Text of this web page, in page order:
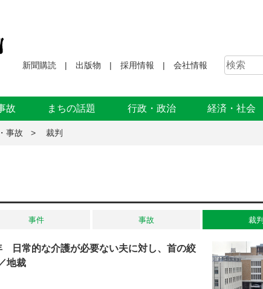
新聞購読 出版物 採用情報 会社情報
故 まちの話題 行政・政治 経済・社会
事故 裁判
事件 事故 裁判
日常的な介護が必要ない夫に対し、首の絞
地裁